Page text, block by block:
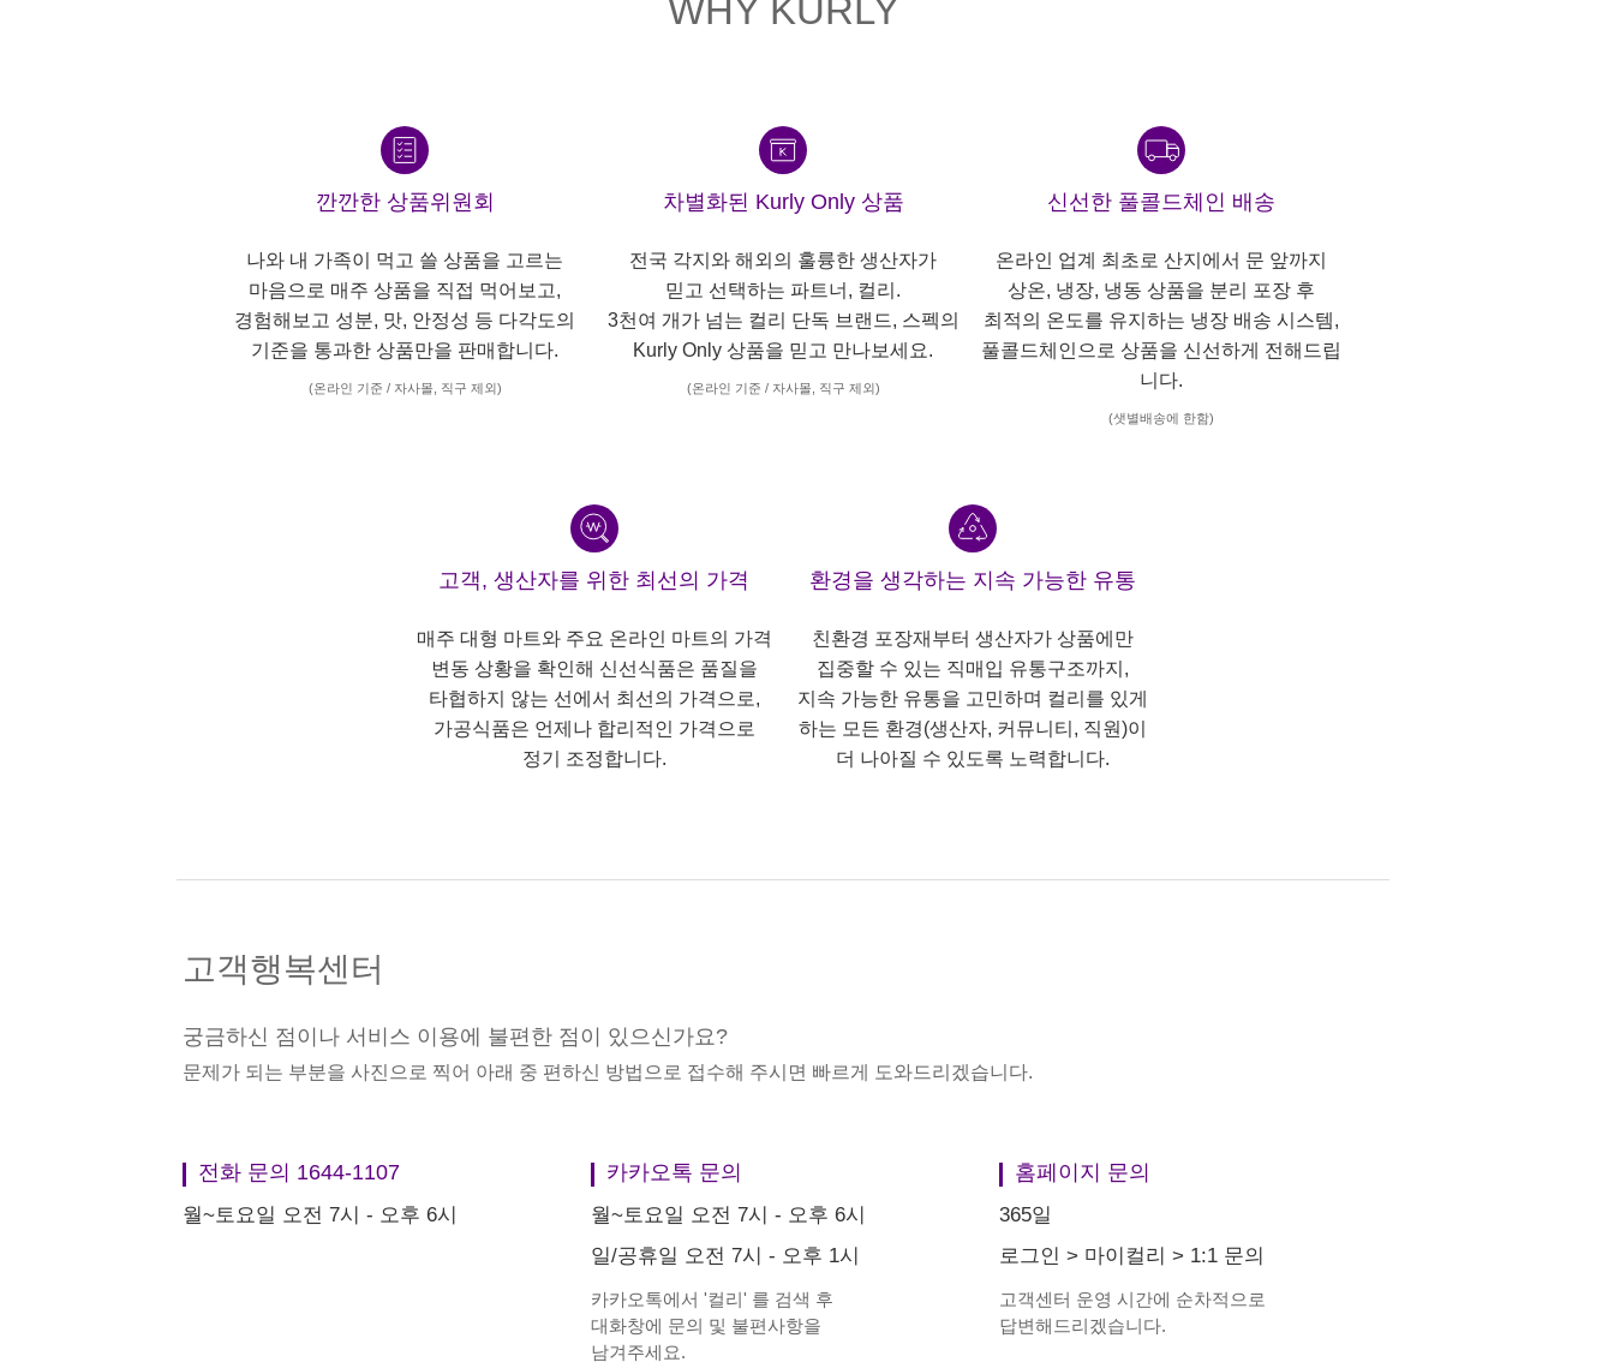
WHY KURLY
깐깐한 상품위원회
나와 내 가족이 먹고 쓸 상품을 고르는
마음으로 매주 상품을 직접 먹어보고,
경험해보고 성분, 맛, 안정성 등 다각도의
기준을 통과한 상품만을 판매합니다.
(온라인 기준 / 자사몰, 직구 제외)
차별화된 Kurly Only 상품
전국 각지와 해외의 훌륭한 생산자가
믿고 선택하는 파트너, 컬리.
3천여 개가 넘는 컬리 단독 브랜드, 스펙의
Kurly Only 상품을 믿고 만나보세요.
(온라인 기준 / 자사몰, 직구 제외)
신선한 풀콜드체인 배송
온라인 업계 최초로 산지에서 문 앞까지
상온, 냉장, 냉동 상품을 분리 포장 후
최적의 온도를 유지하는 냉장 배송 시스템,
풀콜드체인으로 상품을 신선하게 전해드립
니다.
(샛별배송에 한함)
고객, 생산자를 위한 최선의 가격
매주 대형 마트와 주요 온라인 마트의 가격
변동 상황을 확인해 신선식품은 품질을
타협하지 않는 선에서 최선의 가격으로,
가공식품은 언제나 합리적인 가격으로
정기 조정합니다.
환경을 생각하는 지속 가능한 유통
친환경 포장재부터 생산자가 상품에만
집중할 수 있는 직매입 유통구조까지,
지속 가능한 유통을 고민하며 컬리를 있게
하는 모든 환경(생산자, 커뮤니티, 직원)이
더 나아질 수 있도록 노력합니다.
고객행복센터
궁금하신 점이나 서비스 이용에 불편한 점이 있으신가요?
문제가 되는 부분을 사진으로 찍어 아래 중 편하신 방법으로 접수해 주시면 빠르게 도와드리겠습니다.
전화 문의 1644-1107
월~토요일 오전 7시 - 오후 6시
카카오톡 문의
월~토요일 오전 7시 - 오후 6시
일/공휴일 오전 7시 - 오후 1시
카카오톡에서 '컬리' 를 검색 후
대화창에 문의 및 불편사항을
남겨주세요.
홈페이지 문의
365일
로그인 > 마이컬리 > 1:1 문의
고객센터 운영 시간에 순차적으로
답변해드리겠습니다.